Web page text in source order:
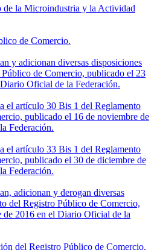
de la Microindustria y la Actividad
de Comercio.
y adicionan diversas disposiciones
de Comercio, publicado el 23
Oficial de la Federación.
el artículo 30 Bis 1 del Reglamento
publicado el 16 de noviembre de
Federación.
el artículo 33 Bis 1 del Reglamento
publicado el 30 de diciembre de
Federación.
adicionan y derogan diversas
del Registro Público de Comercio,
de 2016 en el Diario Oficial de la
del Registro Público de Comercio.